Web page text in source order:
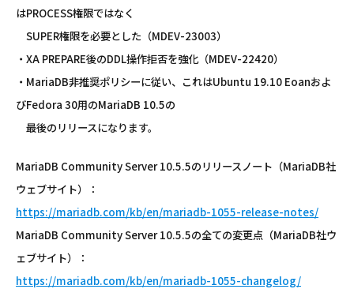
はPROCESS権限ではなく
SUPER権限を必要とした（MDEV-23003）
・XA PREPARE後のDDL操作拒否を強化（MDEV-22420）
・MariaDB非推奨ポリシーに従い、これはUbuntu 19.10 Eoanおよ
びFedora 30用のMariaDB 10.5の
最後のリリースになります。
MariaDB Community Server 10.5.5のリリースノート（MariaDB社
ウェブサイト）：
https://mariadb.com/kb/en/mariadb-1055-release-notes/
MariaDB Community Server 10.5.5の全ての変更点（MariaDB社ウ
ェブサイト）：
https://mariadb.com/kb/en/mariadb-1055-changelog/